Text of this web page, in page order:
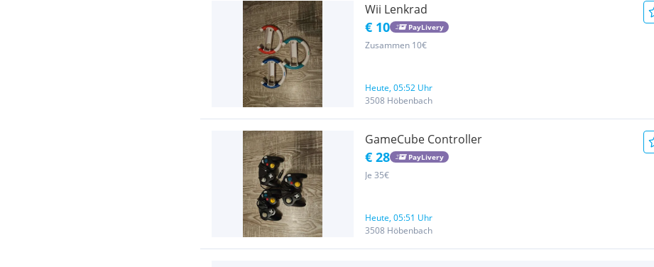
Wii Lenkrad
€ 10 PayLivery
Zusammen 10€
Heute, 05:52 Uhr
3508 Höbenbach
GameCube Controller
€ 28 PayLivery
Je 35€
Heute, 05:51 Uhr
3508 Höbenbach